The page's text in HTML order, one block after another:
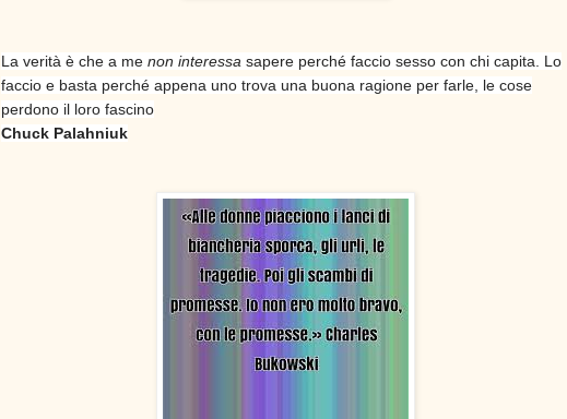
La verità è che a me non interessa sapere perché faccio sesso con chi capita. Lo
faccio e basta perché appena uno trova una buona ragione per farle, le cose
perdono il loro fascino
Chuck Palahniuk